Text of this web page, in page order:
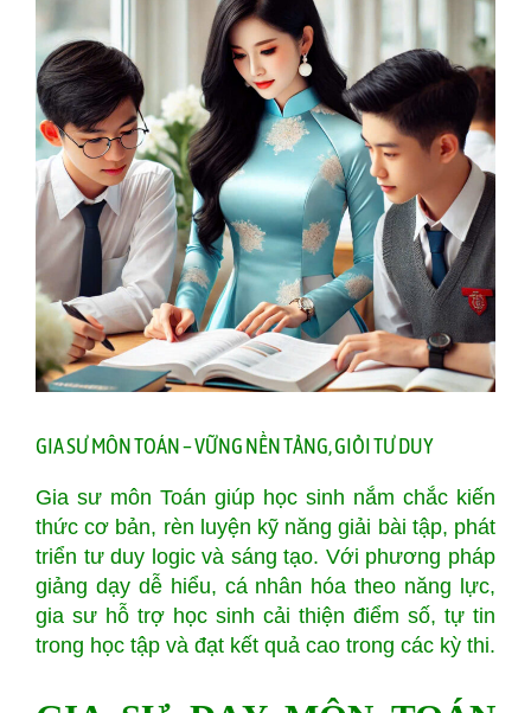
GIA SƯ MÔN TOÁN – VỮNG NỀN TẢNG, GIỎI TƯ DUY
Gia sư môn Toán giúp học sinh nắm chắc kiến
thức cơ bản, rèn luyện kỹ năng giải bài tập, phát
triển tư duy logic và sáng tạo. Với phương pháp
giảng dạy dễ hiểu, cá nhân hóa theo năng lực,
gia sư hỗ trợ học sinh cải thiện điểm số, tự tin
trong học tập và đạt kết quả cao trong các kỳ thi.